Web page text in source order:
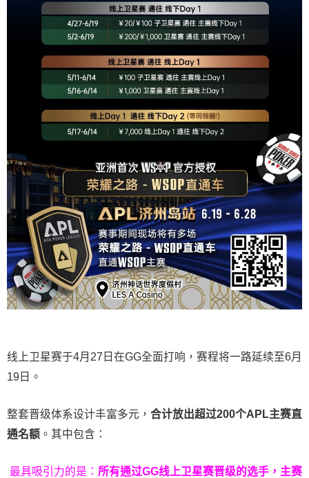
线上卫星赛于4月27日在GG全面打响，赛程将一路延续至6月
19日。
整套晋级体系设计丰富多元， 合计放出超过200个APL主赛直
通名额 。其中包含：
最具吸引力的是： 所有通过GG线上卫星赛晋级的选手，主赛